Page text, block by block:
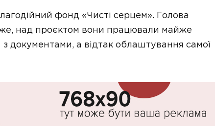
фонд «Чисті серцем». Голова
над проєктом вони працювали майже
документами, а відтак облаштування самої